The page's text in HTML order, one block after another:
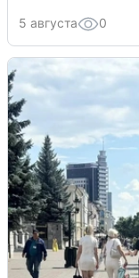
5 августа 0